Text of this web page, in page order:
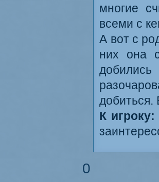
многие
всеми с
А вот с
них она
добиться.
К игроку:
0